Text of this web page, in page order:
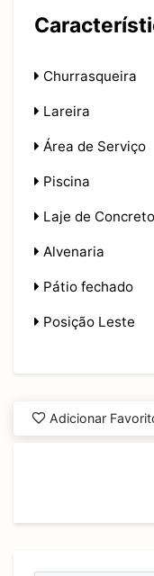
Churrasqueira
Lareira
Área de Serviço
Piscina
Laje de Concreto
Alvenaria
Pátio fechado
Posição Leste
Adicionar